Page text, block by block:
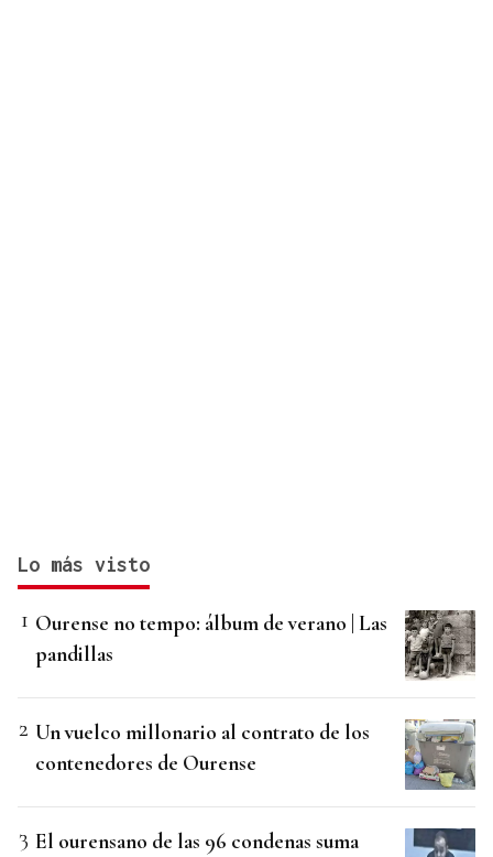
Lo más visto
Ourense no tempo: álbum de verano | Las
pandillas
Un vuelco millonario al contrato de los
contenedores de Ourense
El ourensano de las 96 condenas suma